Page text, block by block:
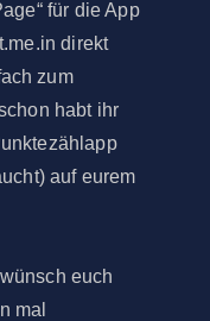
für die App
direkt
zum
habt ihr
auf eurem
euch
mal